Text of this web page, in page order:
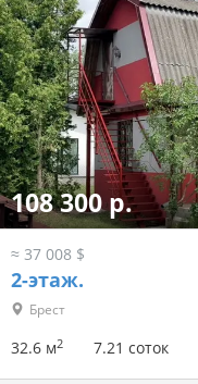
108 300 р.
≈ 37 008 $
2-этаж.
Брест
32.6 м2 7.21 соток